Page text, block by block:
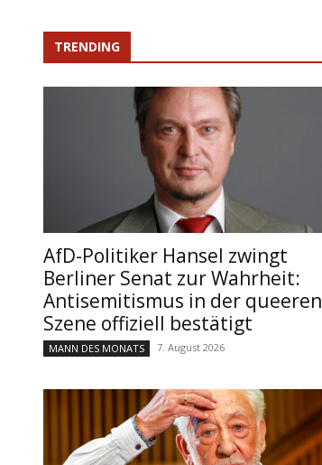
TRENDING
AfD-Politiker Hansel zwingt
Berliner Senat zur Wahrheit:
Antisemitismus in der queeren
Szene offiziell bestätigt
MANN DES MONATS 7. August 2026